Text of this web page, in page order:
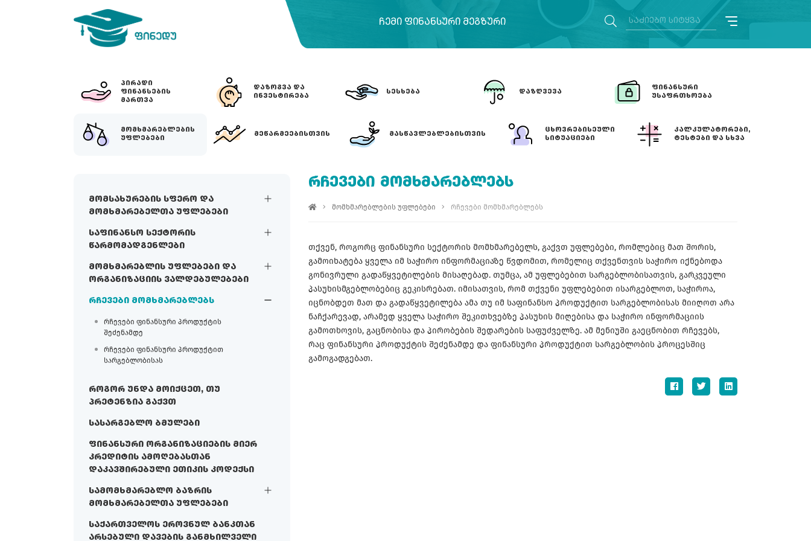
ᲩᲔᲛᲘ ᲤᲘᲜᲐᲜᲡᲣᲠᲘ ᲛᲔᲒᲖᲣᲠᲘ
ᲞᲘᲠᲐᲓᲘ
ᲤᲘᲜᲐᲜᲡᲔᲑᲘᲡ
ᲛᲐᲠᲗᲕᲐ
ᲓᲐᲖᲝᲒᲕᲐ ᲓᲐ
ᲘᲜᲕᲔᲡᲢᲘᲠᲔᲑᲐ
ᲡᲔᲡᲮᲔᲑᲐ ᲓᲐᲖᲦᲕᲔᲕᲐ
ᲤᲘᲜᲐᲜᲡᲣᲠᲘ
ᲣᲡᲐᲤᲠᲗᲮᲝᲔᲑᲐ
ᲛᲝᲛᲮᲛᲐᲠᲔᲑᲚᲔᲑᲘᲡ
ᲣᲤᲚᲔᲑᲔᲑᲘ
ᲛᲔᲬᲐᲠᲛᲔᲔᲑᲘᲡᲗᲕᲘᲡ ᲛᲐᲡᲬᲐᲕᲚᲔᲑᲚᲔᲑᲘᲡᲗᲕᲘᲡ
ᲪᲮᲝᲕᲠᲔᲑᲘᲡᲔᲣᲚᲘ
ᲡᲘᲢᲣᲐᲪᲘᲔᲑᲘ
ᲙᲐᲚᲙᲣᲚᲐᲢᲝᲠᲔᲑᲘ,
ᲢᲔᲡᲢᲔᲑᲘ ᲓᲐ ᲡᲮᲕᲐ
მომსახურების სფერო და
მომხმარებელთა უფლებები
საფინანსო სექტორის
წარმომადგენლები
მომხმარებლის უფლებები და
ორგანიზაციის ვალდებულებები
რჩევები მომხმარებლებს
რჩევები ფინანსური პროდუქტის
შეძენამდე
რჩევები ფინანსური პროდუქტით
სარგებლობისას
როგორ უნდა მოიქცეთ, თუ
პრეტენზია გაქვთ
სასარგებლო ბმულები
ფინანსური ორგანიზაციების მიერ
კრედიტის ამოღებასთან
დაკავშირებული ეთიკის კოდექსი
სამომხმარებლო ბაზრის
მომხმარებელთა უფლებები
საქართველოს ეროვნულ ბანკთან
არსებული დავების განმხილველი
ᲠᲩᲔᲕᲔᲑᲘ ᲛᲝᲛᲮᲛᲐᲠᲔᲑᲚᲔᲑᲡ
მომხმარებლების უფლებები რჩევები მომხმარებლებს
თქვენ, როგორც ფინანსური სექტორის მომხმარებელს, გაქვთ უფლებები, რომლებიც მათ შორის,
გამოიხატება ყველა იმ საჭირო ინფორმაციაზე წვდომით, რომელიც თქვენთვის საჭირო იქნებოდა
გონივრული გადაწყვეტილების მისაღებად. თუმცა, ამ უფლებებით სარგებლობისათვის, გარკვეული
პასუხისმგებლობებიც გეკისრებათ. იმისათვის, რომ თქვენი უფლებებით ისარგებლოთ, საჭიროა,
იცნობდეთ მათ და გადაწყვეტილება ამა თუ იმ საფინანსო პროდუქტით სარგებლობისას მიიღოთ არა
ნაჩქარევად, არამედ ყველა საჭირო შეკითხვებზე პასუხის მიღებისა და საჭირო ინფორმაციის
გამოთხოვის, გაცნობისა და პირობების შედარების საფუძველზე. ამ მენიუში გაეცნობით რჩევებს,
რაც ფინანსური პროდუქტის შეძენამდე და ფინანსური პროდუქტით სარგებლობის პროცესშიც
გამოგადგებათ.